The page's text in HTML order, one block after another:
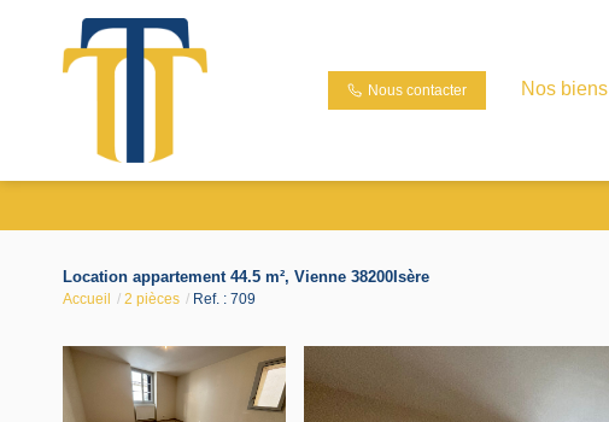
Nous contacter Nos biens
Location appartement 44.5 m², Vienne 38200Isère
Accueil 2 pièces Ref. : 709